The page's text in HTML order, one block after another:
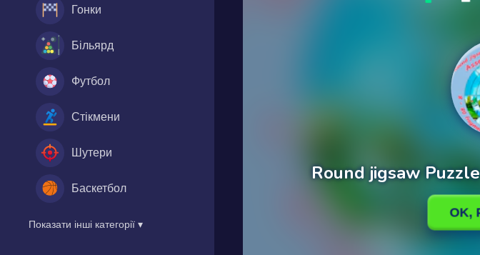
Гонки
Більярд
Футбол
Стікмени
Шутери
Баскетбол
Показати інші категорії ▾